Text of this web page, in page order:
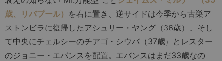
歳、リバプール） を右に置き、逆サイドは今季から古巣ア
ストンビラに復帰したアシュリー・ヤング（36歳）。そし
て中央にチェルシーのチアゴ・シウバ（37歳）とレスター
のジョニー・エバンスを配置。エバンスはまだ33歳なの